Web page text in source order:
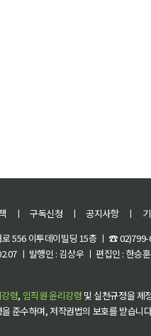
ㅣ 구독신청 ㅣ 공지사항 ㅣ
556 이투데이빌딩 15층 ㅣ ☎
ㅣ 발행인 : 김상우 ㅣ 편집인 : 한승
령, 임직원 윤리강령 및 실천규정을 제
준수하며, 저작권법의 보호를 받습니